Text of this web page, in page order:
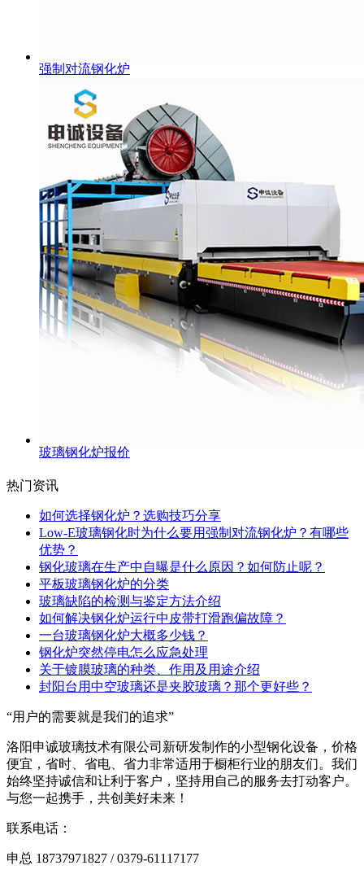
强制对流钢化炉
玻璃钢化炉报价
热门资讯
如何选择钢化炉？选购技巧分享
Low-E玻璃钢化时为什么要用强制对流钢化炉？有哪些
优势？
钢化玻璃在生产中自曝是什么原因？如何防止呢？
平板玻璃钢化炉的分类
玻璃缺陷的检测与鉴定方法介绍
如何解决钢化炉运行中皮带打滑跑偏故障？
一台玻璃钢化炉大概多少钱？
钢化炉突然停电怎么应急处理
关于镀膜玻璃的种类、作用及用途介绍
封阳台用中空玻璃还是夹胶玻璃？那个更好些？
“用户的需要就是我们的追求”
洛阳申诚玻璃技术有限公司新研发制作的小型钢化设备，价格
便宜，省时、省电、省力非常适用于橱柜行业的朋友们。我们
始终坚持诚信和让利于客户，坚持用自己的服务去打动客户。
与您一起携手，共创美好未来！
联系电话：
申总 18737971827 / 0379-61117177